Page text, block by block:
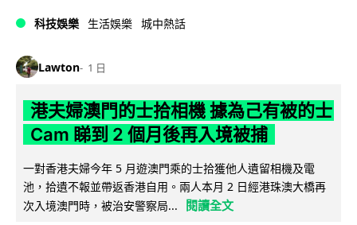
科技娛樂 生活娛樂 城中熱話
Lawton 1 日
港夫婦澳門的士拾相機 據為己有被的士
Cam 睇到 2 個月後再入境被捕
一對香港夫婦今年 5 月遊澳門乘的士拾獲他人遺留相機及電
池，拾遺不報並帶返香港自用。兩人本月 2 日經港珠澳大橋再
次入境澳門時，被治安警察局...
閱讀全文